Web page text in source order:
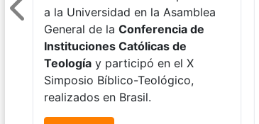
a la Universidad en la Asamblea
General de la Conferencia de
Instituciones Católicas de
Teología y participó en el X
Simposio Bíblico-Teológico,
realizados en Brasil.